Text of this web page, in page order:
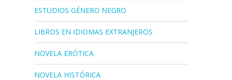
ESTUDIOS GÉNERO NEGRO
LIBROS EN IDIOMAS EXTRANJEROS
NOVELA ERÓTICA
NOVELA HISTÓRICA